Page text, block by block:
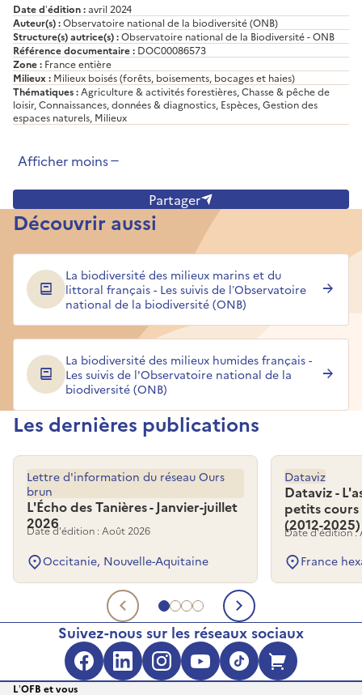
Date d’édition :avril 2024
Auteur(s) :Observatoire national de la biodiversité (ONB)
Structure(s) autrice(s) :Observatoire national de la Biodiversité - ONB
Référence documentaire : DOC00086573
Zone : France entière
Milieux : Milieux boisés (forêts, boisements, bocages et haies)
Thématiques :Agriculture & activités forestières, Chasse & pêche de
loisir, Connaissances, données & diagnostics, Espèces, Gestion des
espaces naturels, Milieux
Afficher moins
Partager
Découvrir aussi
La biodiversité des milieux marins et du
littoral français - Les suivis de l’Observatoire
national de la biodiversité (ONB)
La biodiversité des milieux humides français -
Les suivis de l'Observatoire national de la
biodiversité (ONB)
Les dernières publications
Aller au document 1
Aller au document 2
Aller au document 3
Aller au document 4
L'Écho des Tanières - Janvier-juillet
2026
Lettre d'information du réseau Ours
brun
Date d'édition : Août 2026
Occitanie, Nouvelle-Aquitaine
Dataviz -
petits cours
(2012-2025)
Dataviz
Date d'édition :
France
Document précédent
Document
Suivez-nous sur les réseaux sociaux
Facebook (s'ouvre dans une
LinkedIn (s'ouvre dans
Instagram (s'ouvre
YouTube
TikTok
L’OFB et vous